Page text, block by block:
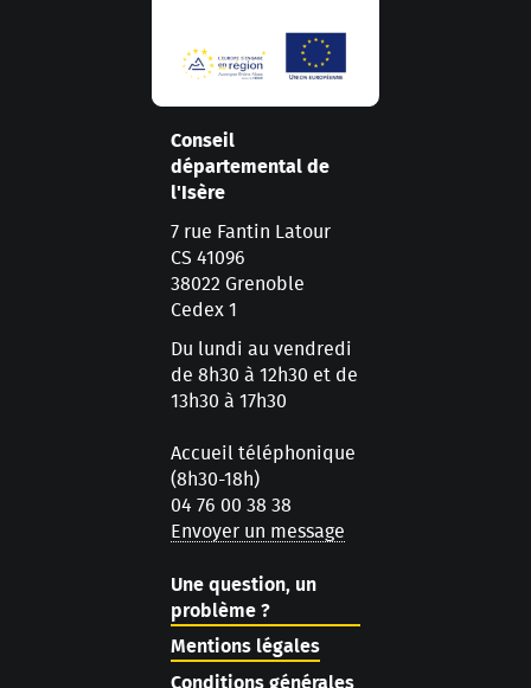
Conseil
départemental de
l'Isère
7 rue Fantin Latour
CS 41096
38022 Grenoble
Cedex 1
Du lundi au vendredi
de 8h30 à 12h30 et de
13h30 à 17h30
Accueil téléphonique
(8h30-18h)
04 76 00 38 38
Envoyer un message
Une question, un
problème ?
Mentions légales
Conditions générales